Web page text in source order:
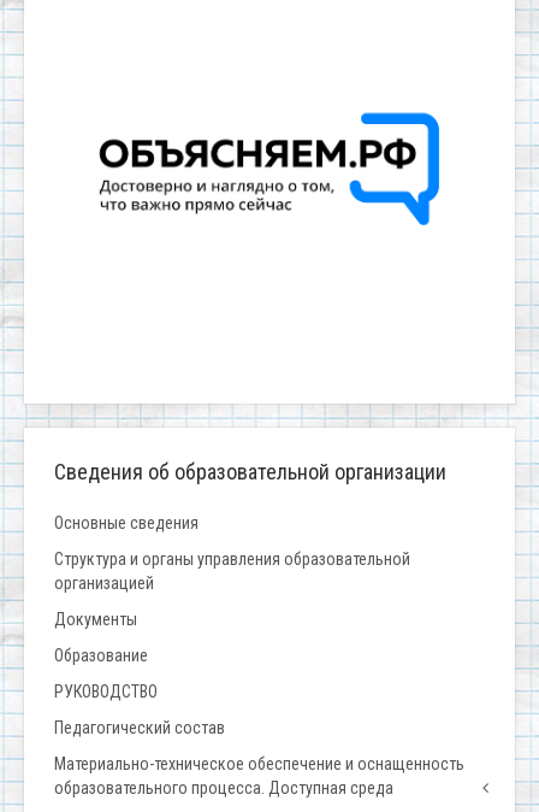
Сведения об образовательной организации
Основные сведения
Структура и органы управления образовательной
организацией
Документы
Образование
РУКОВОДСТВО
Педагогический состав
Материально-техническое обеспечение и оснащенность
образовательного процесса. Доступная среда